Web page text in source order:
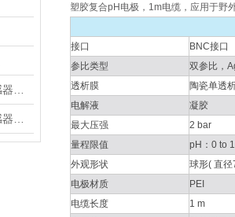
塑胶复合pH电极，1m电缆，应用于野
接口
BNC接口
参比类型
双参比，
透析膜
陶瓷单透
电解液
凝胶
最大压强
2 bar
量程限值
pH：0 to
外观形状
球形( 直
电极材质
PEI
电缆长度
1 m